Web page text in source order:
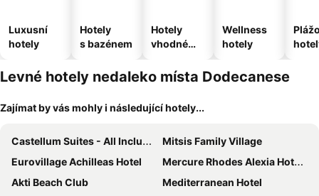
Luxusní
hotely
Hotely
s bazénem
Hotely
vhodné
domácí
zvířata
Wellness
hotely
Levné hotely nedaleko místa Dodecanese
Zajímat by vás mohly i následující hotely...
Castellum Suites - All Inclusive
Mitsis Family Village
Eurovillage Achilleas Hotel
Mercure Rhodes Alexia Hotel & Spa
Akti Beach Club
Mediterranean Hotel